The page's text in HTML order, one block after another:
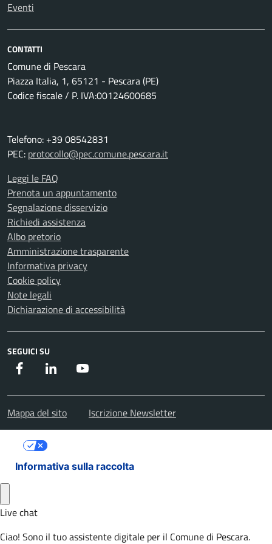
Eventi
CONTATTI
Comune di Pescara
Piazza Italia, 1, 65121 - Pescara (PE)
Codice fiscale / P. IVA:00124600685
Telefono: +39 08542831
PEC: protocollo@pec.comune.pescara.it
Leggi le FAQ
Prenota un appuntamento
Segnalazione disservizio
Richiedi assistenza
Albo pretorio
Amministrazione trasparente
Informativa privacy
Cookie policy
Note legali
Dichiarazione di accessibilità
SEGUICI SU
Facebook Instagram
Mappa del sito Iscrizione Newsletter
Informativa sulla raccolta
Le tue preferenze relative alla privacy